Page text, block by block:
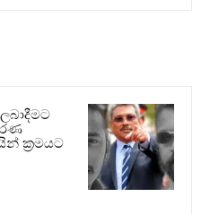
ක්‍රමයට